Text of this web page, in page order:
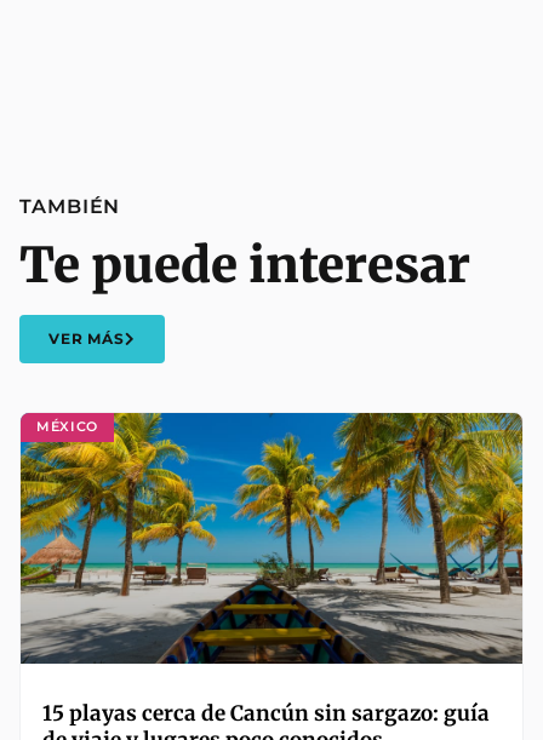
MÉXICO
15 playas cerca de Cancún sin sargazo: guía
TAMBIÉN
Te puede interesar
VER MÁS